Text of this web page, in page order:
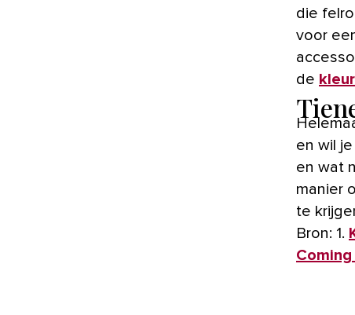
die
voor
de
en wil
en wat
manier
te
Bron: 1.
Coming